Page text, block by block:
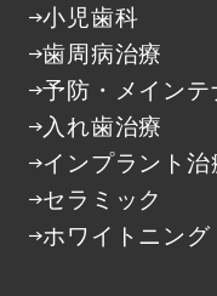
小児歯科
歯周病治療
予防・メインテ
入れ歯治療
インプラント治
セラミック
ホワイトニング